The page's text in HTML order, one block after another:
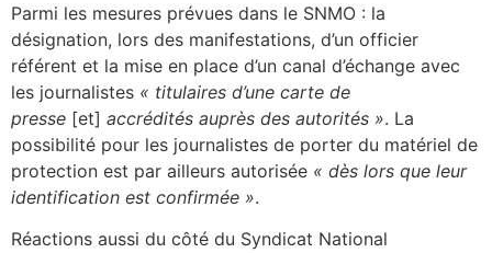
Parmi les mesures prévues dans le SNMO : la
désignation, lors des manifestations, d’un officier
référent et la mise en place d’un canal d’échange avec
les journalistes « titulaires d’une carte de
presse [et] accrédités auprès des autorités ». La
possibilité pour les journalistes de porter du matériel de
protection est par ailleurs autorisée « dès lors que leur
identification est confirmée ».
Réactions aussi du côté du Syndicat National